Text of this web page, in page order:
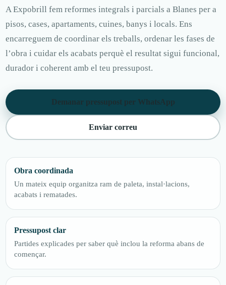
A Expobrill fem reformes integrals i parcials a Blanes per a
pisos, cases, apartaments, cuines, banys i locals. Ens
encarreguem de coordinar els treballs, ordenar les fases de
l’obra i cuidar els acabats perquè el resultat sigui funcional,
durador i coherent amb el teu pressupost.
Demanar pressupost per WhatsApp
Enviar correu
Obra coordinada
Un mateix equip organitza ram de paleta, instal·lacions,
acabats i rematades.
Pressupost clar
Partides explicades per saber què inclou la reforma abans de
començar.